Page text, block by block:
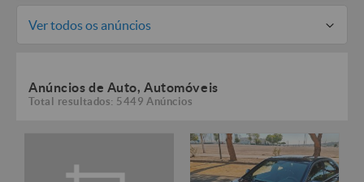
Ver todos os anúncios
Anúncios de Auto, Automóveis
Total resultados: 5449 Anúncios